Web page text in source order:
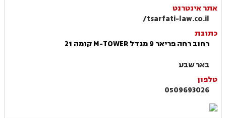
אתר אינטרנט
tsarfati-law.co.il/
כתובת
רחוב רחה פריאר 9 מגדל M-TOWER קומה 21
באר שבע
טלפון
0509693026